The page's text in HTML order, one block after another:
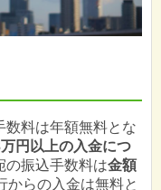
数料は年額無料とな
円以上の入金につ
の振込手数料は金額
からの入金は無料と